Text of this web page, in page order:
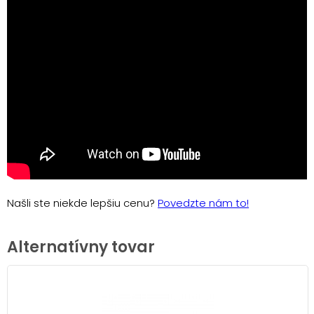
Našli ste niekde lepšiu cenu? Povedzte nám to!
Alternatívny tovar